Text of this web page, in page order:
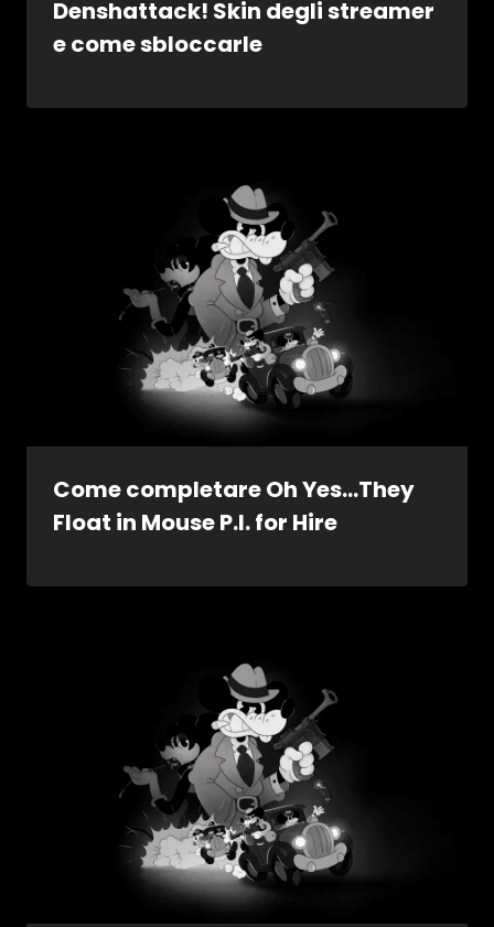
Denshattack! Skin degli streamer
e come sbloccarle
Come completare Oh Yes…They
Float in Mouse P.I. for Hire